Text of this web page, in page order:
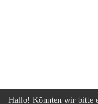
Hallo! Könnten wir bitte